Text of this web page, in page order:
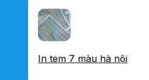
In tem 7 màu hà nội